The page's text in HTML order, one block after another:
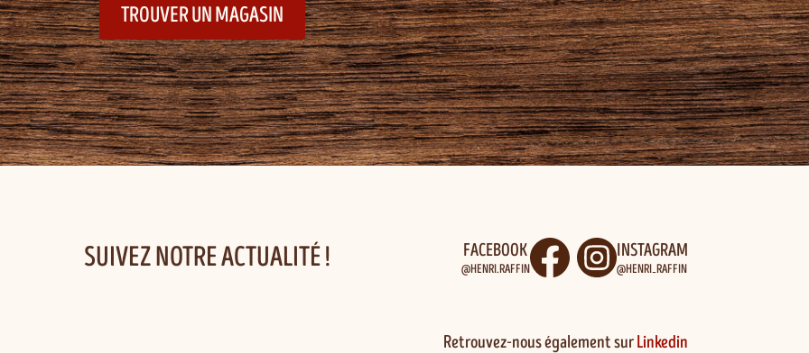
TROUVER UN MAGASIN
SUIVEZ NOTRE ACTUALITÉ ! FACEBOOK
@HENRI.RAFFIN
INSTAGRAM
@HENRI_RAFFIN
Retrouvez-nous également surLinkedin